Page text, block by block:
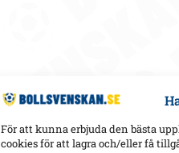
För att kunna erbjuda den bästa
cookies för att lagra och/eller få